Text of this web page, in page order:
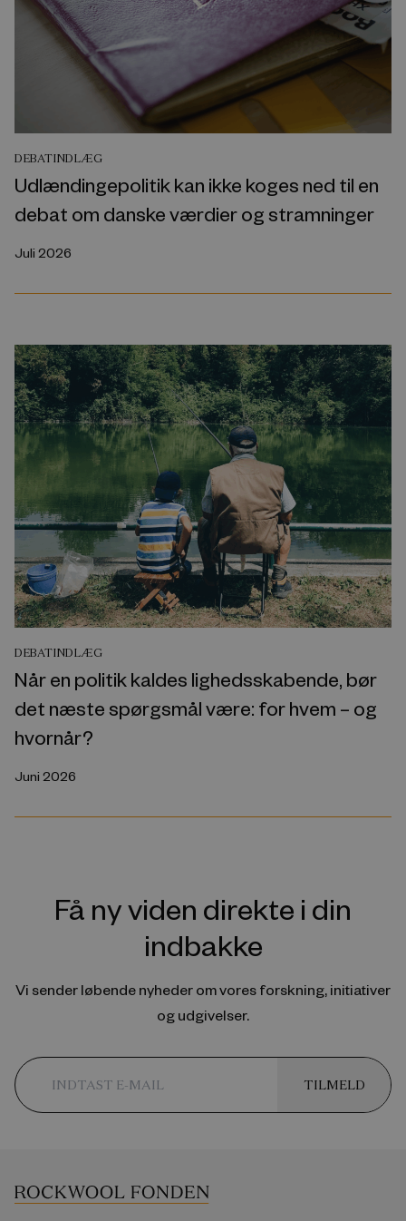
DEBATINDLÆG
Udlændingepolitik kan ikke koges ned til en
debat om danske værdier og stramninger
Juli 2026
DEBATINDLÆG
Når en politik kaldes lighedsskabende, bør
det næste spørgsmål være: for hvem – og
hvornår?
Juni 2026
Få ny viden direkte i din
indbakke
Vi sender løbende nyheder om vores forskning, initiativer
og udgivelser.
TILMELD